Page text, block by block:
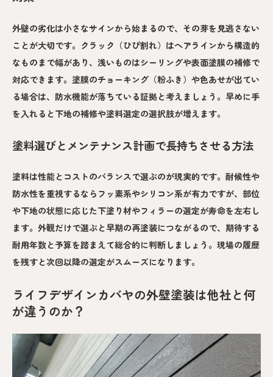
外壁の劣化は小さなサインから始まるので、その芽を見逃さない
ことが大切です。クラック（ひび割れ）はヘアラインから構造的
なものまで幅があり、浅いものはシーリングや表面塗膜の補修で
対応できます。塗膜のチョーキング（粉ふき）や色あせが出てい
る場合は、防水機能が落ちている証拠と考えましょう。早めに手
を入れると下地の補修や塗料選定の選択肢が増えます。
塗料選びとメンテナンス計画で長持ちさせる方法
塗料は性能とコストのバランスで選ぶのが現実的です。耐候性や
防水性を重視するならフッ素系やシリコン系が有力ですが、部位
や下地の状態に応じた下塗り材やフィラーの選定が寿命を左右し
ます。外観だけで選ぶと早期の再塗装につながるので、期待する
耐用年数と予算を踏まえて総合的に判断しましょう。現場の履歴
を残すと次回以降の選定がスムーズになります。
ライフデザインカバヤの外壁塗装は他社と何
が違うのか？